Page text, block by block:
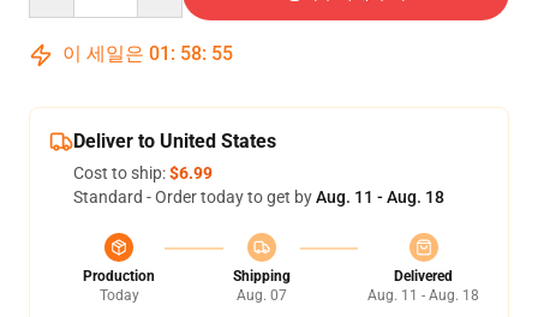
이 세일은 01 : 58: 54
Deliver to United States
Cost to ship:$6.99
Standard - Order today to get byAug. 11 - Aug. 18
Production
Today
Shipping
Aug. 07
Delivered
Aug. 11 - Aug. 18